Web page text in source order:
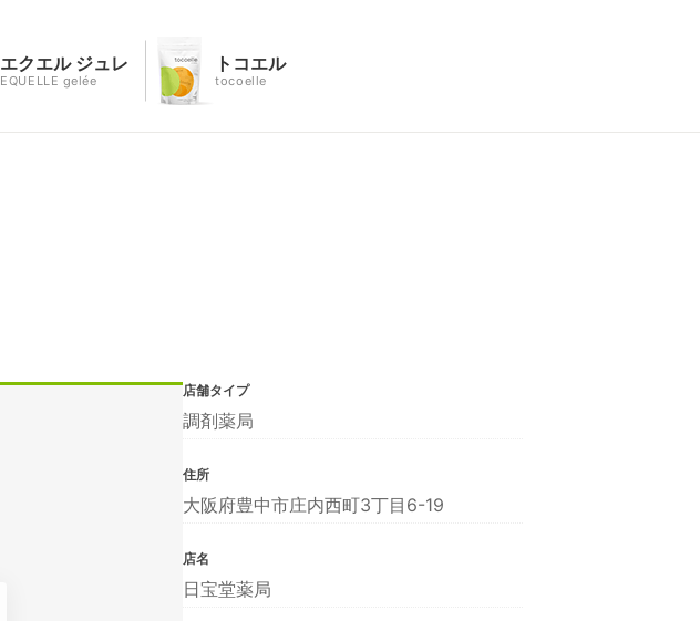
エクエル ジュレ
EQUELLE gelée
トコエル
tocoelle
店舗タイプ
調剤薬局
住所
大阪府豊中市庄内西町3丁目6-19
店名
日宝堂薬局